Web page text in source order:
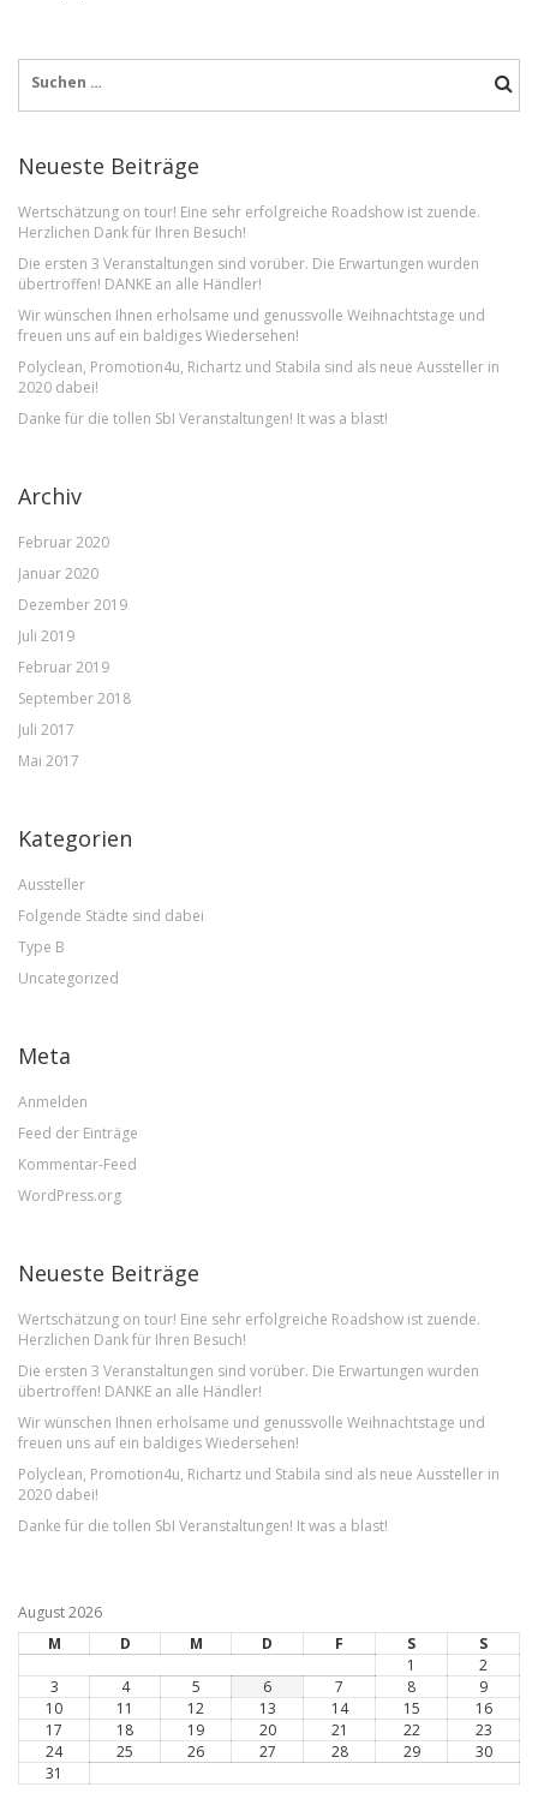
nach:
Neueste Beiträge
Wertschätzung on tour! Eine sehr erfolgreiche Roadshow ist zuende.
Herzlichen Dank für Ihren Besuch!
Die ersten 3 Veranstaltungen sind vorüber. Die Erwartungen wurden
übertroffen! DANKE an alle Händler!
Wir wünschen Ihnen erholsame und genussvolle Weihnachtstage und
freuen uns auf ein baldiges Wiedersehen!
Polyclean, Promotion4u, Richartz und Stabila sind als neue Aussteller in
2020 dabei!
Danke für die tollen SbI Veranstaltungen! It was a blast!
Archiv
Februar 2020
Januar 2020
Dezember 2019
Juli 2019
Februar 2019
September 2018
Juli 2017
Mai 2017
Kategorien
Aussteller
Folgende Städte sind dabei
Type B
Uncategorized
Meta
Anmelden
Feed der Einträge
Kommentar-Feed
WordPress.org
Neueste Beiträge
Wertschätzung on tour! Eine sehr erfolgreiche Roadshow ist zuende.
Herzlichen Dank für Ihren Besuch!
Die ersten 3 Veranstaltungen sind vorüber. Die Erwartungen wurden
übertroffen! DANKE an alle Händler!
Wir wünschen Ihnen erholsame und genussvolle Weihnachtstage und
freuen uns auf ein baldiges Wiedersehen!
Polyclean, Promotion4u, Richartz und Stabila sind als neue Aussteller in
2020 dabei!
Danke für die tollen SbI Veranstaltungen! It was a blast!
August 2026
M
D M D F S
S
1
2
3
4 5 6 7 8
9
10
11 12 13 14 15
16
17
18 19 20 21 22
23
24
25 26 27 28 29
30
31